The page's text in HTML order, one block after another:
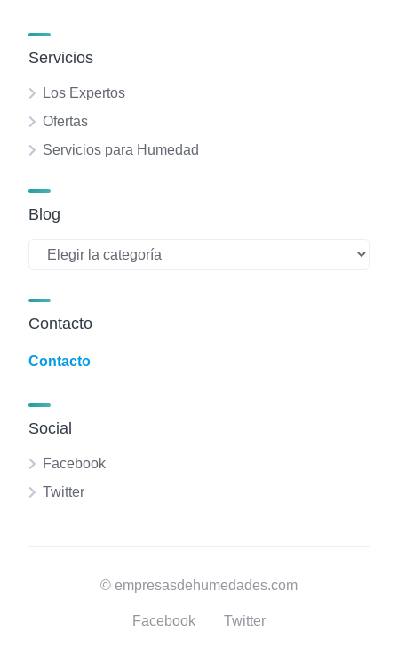
Servicios
Los Expertos
Ofertas
Servicios para Humedad
Blog
Blog
Contacto
Contacto
Social
Facebook
Twitter
© empresasdehumedades.com
Facebook Twitter